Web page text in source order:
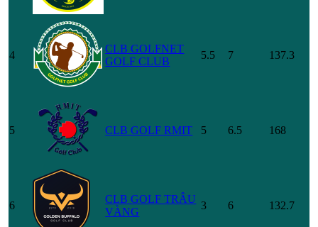
4
CLB GOLFNET
GOLF CLUB
5.5 7 137.3
5 CLB GOLF RMIT 5 6.5 168
6
CLB GOLF TRÂU
VÀNG
3 6 132.7